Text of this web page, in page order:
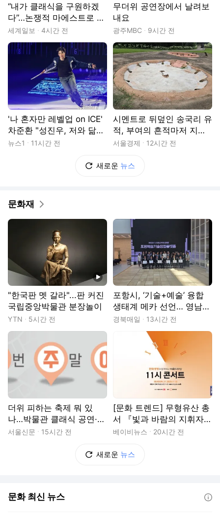
“내가 클래식을 구원하겠
다”…논쟁적 마에스트로 쿠
렌치스 첫 내한
세계일보 4시간 전
무더위 공연장에서 날려보
내요
광주MBC 9시간 전
'나 혼자만 레벨업 on ICE'
차준환 "성진우, 저와 닮
아…노래 맹연습"(종합)
뉴스1 11시간 전
시멘트로 뒤덮인 송국리 유
적, 부여의 흔적마저 지우
다[조상인의 미담]
서울경제 12시간 전
새로운 뉴스
문화재
"한국판 멧 갈라"...판 커진
국립중앙박물관 분장놀이
YTN 5시간 전
포항시, ‘기술+예술’ 융합
생태계 메카 선언… 영남권
거점 구축 본격화
경북매일 13시간 전
더위 피하는 축제 뭐 있
나…박물관 클래식 공연·D
DP일대 ‘뷰티풀라이프’ 체
서울신문 15시간 전
[문화 트렌드] 무형유산 총
서 『빛과 바람의 지휘자
조대용』 출간 外
베이비뉴스 20시간 전
새로운 뉴스
문화 최신 뉴스